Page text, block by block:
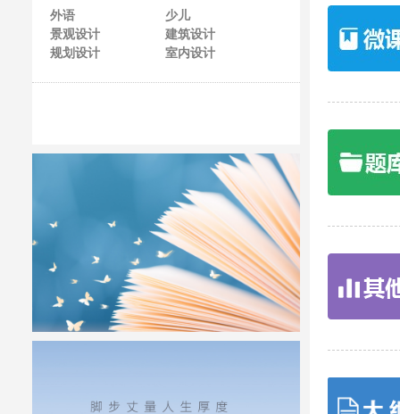
外语
少儿
景观设计
建筑设计
规划设计
室内设计